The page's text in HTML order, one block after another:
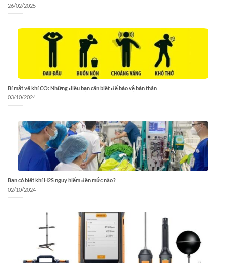
26/02/2025
Bí mật về khí CO: Những điều bạn cần biết để bảo vệ bản thân
03/10/2024
Bạn có biết khí H2S nguy hiểm đến mức nào?
02/10/2024